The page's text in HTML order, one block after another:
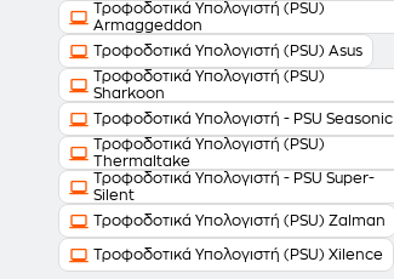
Τροφοδοτικά Υπολογιστή (PSU)
Armaggeddon
Τροφοδοτικά Υπολογιστή (PSU) Asus
Τροφοδοτικά Υπολογιστή (PSU)
Sharkoon
Τροφοδοτικά Υπολογιστή - PSU Seasonic
Τροφοδοτικά Υπολογιστή (PSU)
Thermaltake
Τροφοδοτικά Υπολογιστή - PSU Super-
Silent
Τροφοδοτικά Υπολογιστή (PSU) Zalman
Τροφοδοτικά Υπολογιστή (PSU) Xilence